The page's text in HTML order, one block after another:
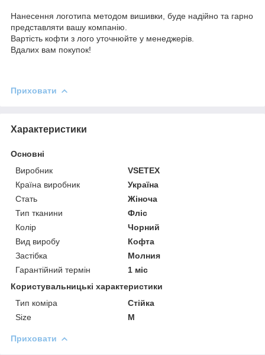
Нанесення логотипа методом вишивки, буде надійно та гарно
представляти вашу компанію.
Вартість кофти з лого уточнюйте у менеджерів.
Вдалих вам покупок!
Приховати
Характеристики
Основні
Виробник
VSETEX
Країна виробник
Україна
Стать
Жіноча
Тип тканини
Фліс
Колір
Чорний
Вид виробу
Кофта
Застібка
Молния
Гарантійний термін
1 міс
Користувальницькі характеристики
Тип коміра
Стійка
Size
M
Приховати